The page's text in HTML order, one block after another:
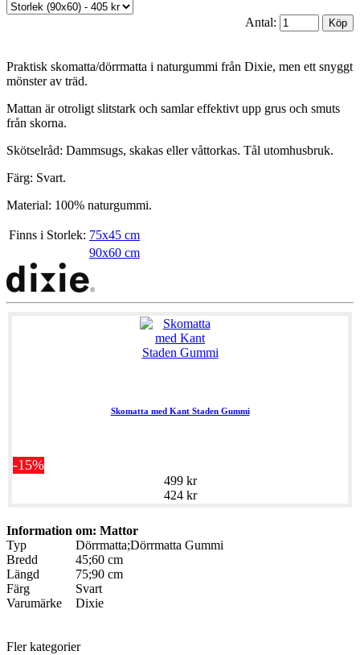
Antal:
Praktisk skomatta/dörrmatta i naturgummi från Dixie, men ett snyggt
mönster av träd.
Mattan är otroligt slitstark och samlar effektivt upp grus och smuts
från skorna.
Skötselråd: Dammsugs, skakas eller våttorkas. Tål utomhusbruk.
Färg: Svart.
Material: 100% naturgummi.
Finns i Storlek: 75x45 cm
90x60 cm
Skomatta med Kant Staden Gummi
-15%
499 kr
424 kr
Information om: Mattor
Typ
Dörrmatta;Dörrmatta Gummi
Bredd
45;60 cm
Längd
75;90 cm
Färg
Svart
Varumärke
Dixie
Fler kategorier